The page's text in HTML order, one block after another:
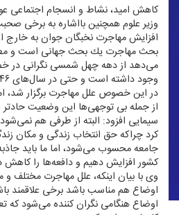
كاهش امید، نشاط و انسجام اجتماعی
وزیر علوم همچنین بااشاره به برخی
افزایش مهاجرت نخبگان جوان به خارج
بحث مهاجرت یك بحث جهانی است و
می‌دهد از دهه چهل شمسی نگرانی در
در این خصوص علل مهاجرت برگزار شد،
از جمله بی توجهی‌ها این وضعیت
سیمایی افزود: البته از طرفی هم
كرد چراكه حق انتخاب زندگی و مكان
جامعه محسوب می‌شود، اما ما باید
كشور افزایش دهیم و دافعه‌ها را كاهش
وی با بیان اینكه، علل مهاجرت مختلف
اوضاع هم مناسب باشد برخی علاقمند
اوضاع هنگامی نگران كننده می‌شود كه